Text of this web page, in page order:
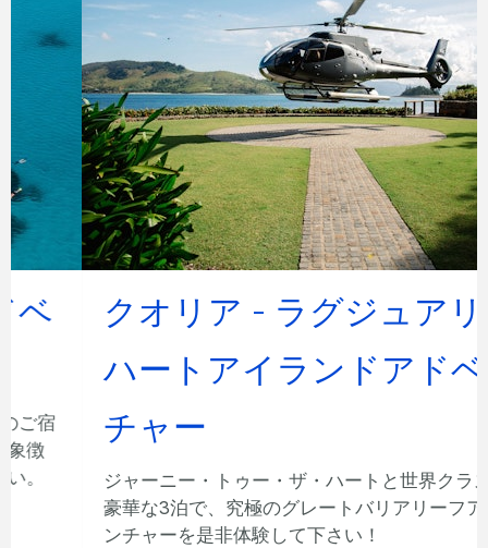
クオリア - ラグジュアリー
ハートアイランドアドベン
チャー
ジャーニー・トゥー・ザ・ハートと世界クラスの
豪華な3泊で、究極のグレートバリアリーフアドベ
ンチャーを是非体験して下さい！